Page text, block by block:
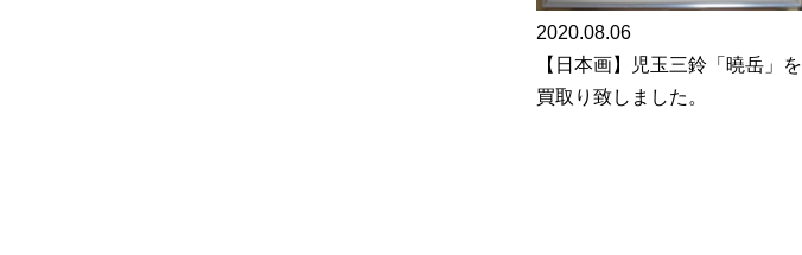
2020.08.06
【日本画】児玉三鈴「曉岳」を
買取り致しました。